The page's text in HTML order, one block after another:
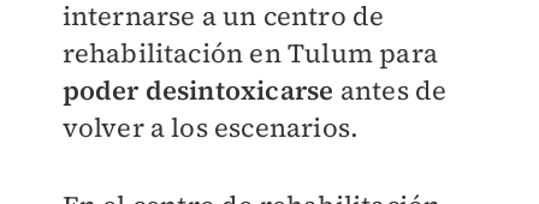
internarse a un centro de
rehabilitación en Tulum para
poder desintoxicarse antes de
volver a los escenarios.